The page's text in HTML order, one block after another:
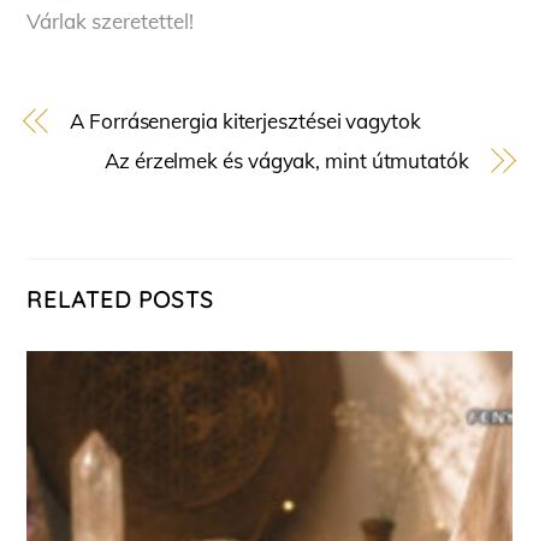
Várlak szeretettel!
A Forrásenergia kiterjesztései vagytok
Az érzelmek és vágyak, mint útmutatók
RELATED POSTS